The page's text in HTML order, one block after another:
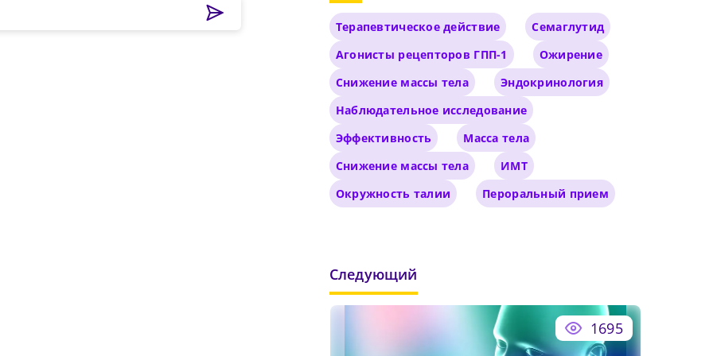
минимум одна заглавная буква, одна цифра и один специальныйТерапевтическое действие
Семаглутид
Агонисты рецепторов ГПП-1
Ожирение
Снижение массы тела
Эндокринология
Наблюдательное исследование
Эффективность
Масса тела
Снижение массы тела
ИМТ
Окружность талии
Пероральный прием
Следующий
1695